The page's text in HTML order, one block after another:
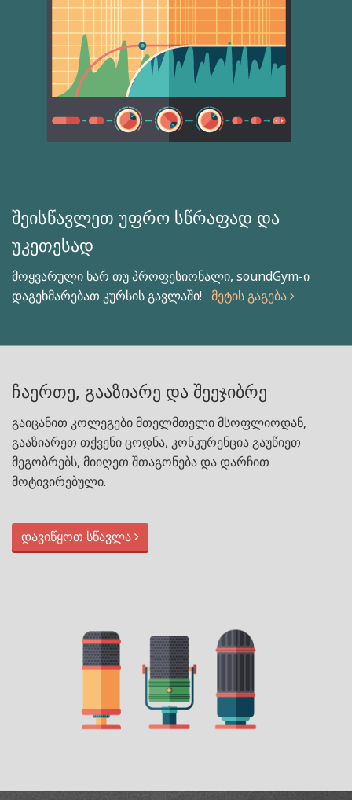
შეისწავლეთ უფრო სწრაფად და
უკეთესად
მოყვარული ხარ თუ პროფესიონალი, soundGym-ი
დაგეხმარებათ კურსის გავლაში! მეტის გაგება
ჩაერთე, გააზიარე და შეეჯიბრე
გაიცანით კოლეგები მთელმთელი მსოფლიოდან,
გააზიარეთ თქვენი ცოდნა, კონკურენცია გაუწიეთ
მეგობრებს, მიიღეთ შთაგონება და დარჩით
მოტივირებული.
დავიწყოთ სწავლა